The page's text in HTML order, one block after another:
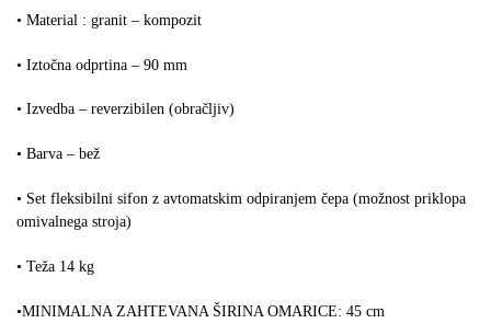
• Material : granit – kompozit
• Iztočna odprtina – 90 mm
• Izvedba – reverzibilen (obračljiv)
• Barva – bež
• Set fleksibilni sifon z avtomatskim odpiranjem čepa (možnost priklopa
omivalnega stroja)
• Teža 14 kg
•MINIMALNA ZAHTEVANA ŠIRINA OMARICE: 45 cm